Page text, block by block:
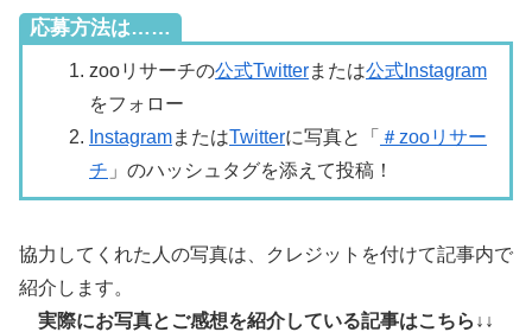
応募方法は……
zooリサーチの公式Twitterまたは公式Instagram
をフォロー
InstagramまたはTwitterに写真と「 ＃zooリサー
チ 」のハッシュタグを添えて投稿！
協力してくれた人の写真は、クレジットを付けて記事内で
紹介します。
実際にお写真とご感想を紹介している記事はこちら↓↓